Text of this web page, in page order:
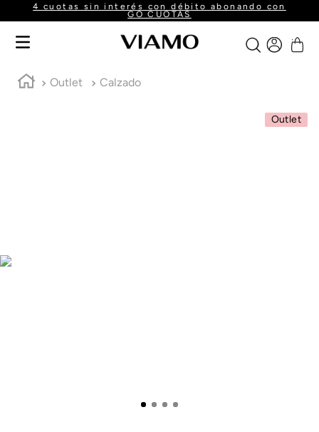
4 cuotas sin interés con débito abonando con
GO CUOTAS
Outlet Calzado
Outlet